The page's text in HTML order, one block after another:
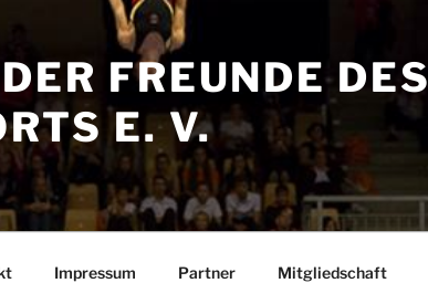
FREUNDE DES
E. V.
Impressum Partner Mitgliedschaft